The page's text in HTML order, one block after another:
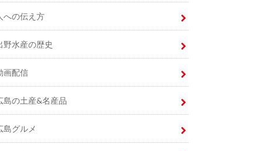
への伝え方
野水産の歴史
画配信
島の土産&名産品
島グルメ